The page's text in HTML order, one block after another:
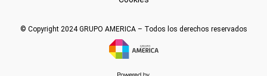
© Copyright 2024 GRUPO AMERICA – Todos los derechos reservados